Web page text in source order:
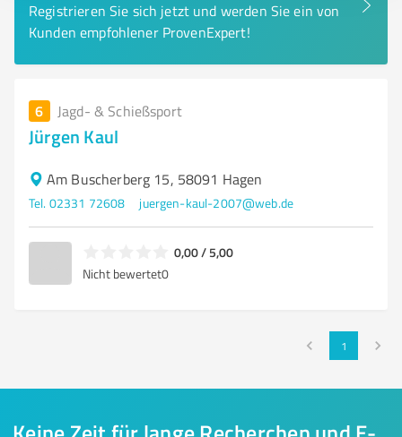
Registrieren Sie sich jetzt und werden Sie ein von
Kunden empfohlener ProvenExpert!
6 Jagd- & Schießsport
Jürgen Kaul
Am Buscherberg 15, 58091 Hagen
Tel. 02331 72608 juergen-kaul-2007@web.de
0,00 / 5,00
Nicht bewertet0
1